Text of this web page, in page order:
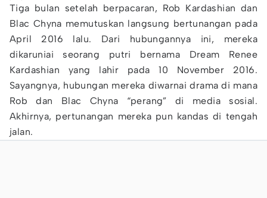
Tiga bulan setelah berpacaran, Rob Kardashian dan
Blac Chyna memutuskan langsung bertunangan pada
April 2016 lalu. Dari hubungannya ini, mereka
dikaruniai seorang putri bernama Dream Renee
Kardashian yang lahir pada 10 November 2016.
Sayangnya, hubungan mereka diwarnai drama di mana
Rob dan Blac Chyna “perang” di media sosial.
Akhirnya, pertunangan mereka pun kandas di tengah
jalan.